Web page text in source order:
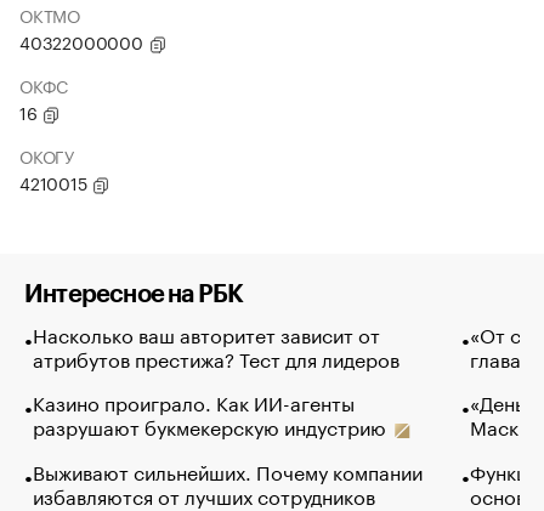
ОКТМО
40322000000
ОКФС
16
ОКОГУ
4210015
Интересное на РБК
Насколько ваш авторитет зависит от
атрибутов престижа? Тест для лидеров
Казино проиграло. Как ИИ-агенты
разрушают букмекерскую индустрию
Выживают сильнейших. Почему компании
избавляются от лучших сотрудников
«От
глава
Маск в
основ